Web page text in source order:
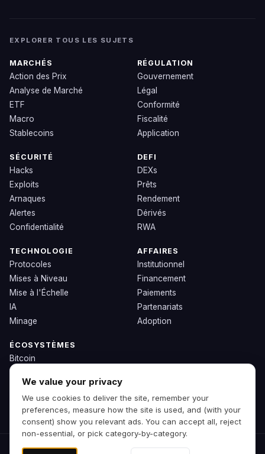
EXPLORER TOUS LES SUJETS
MARCHÉS
Action des Prix
Analyse de Marché
ETF
Macro
Stablecoins
RÉGULATION
Gouvernement
Légal
Conformité
Fiscalité
Application
SÉCURITÉ
Hacks
Exploits
Arnaques
Alertes
Confidentialité
DEFI
DEXs
Prêts
Rendement
Dérivés
RWA
TECHNOLOGIE
Protocoles
Mises à Niveau
Mise à l'Échelle
IA
Minage
AFFAIRES
Institutionnel
Financement
Paiements
Partenariats
Adoption
ÉCOSYSTÈMES
Bitcoin
Ethereum
Solana
BNB
Autres Chaînes
© 2026 Zipp. Version d'aperçu.
We value your privacy
We use cookies to deliver the site, remember your
preferences, measure how the site is used, and (with your
consent) show you relevant ads. You can accept all, reject
non-essential, or pick category-by-category.